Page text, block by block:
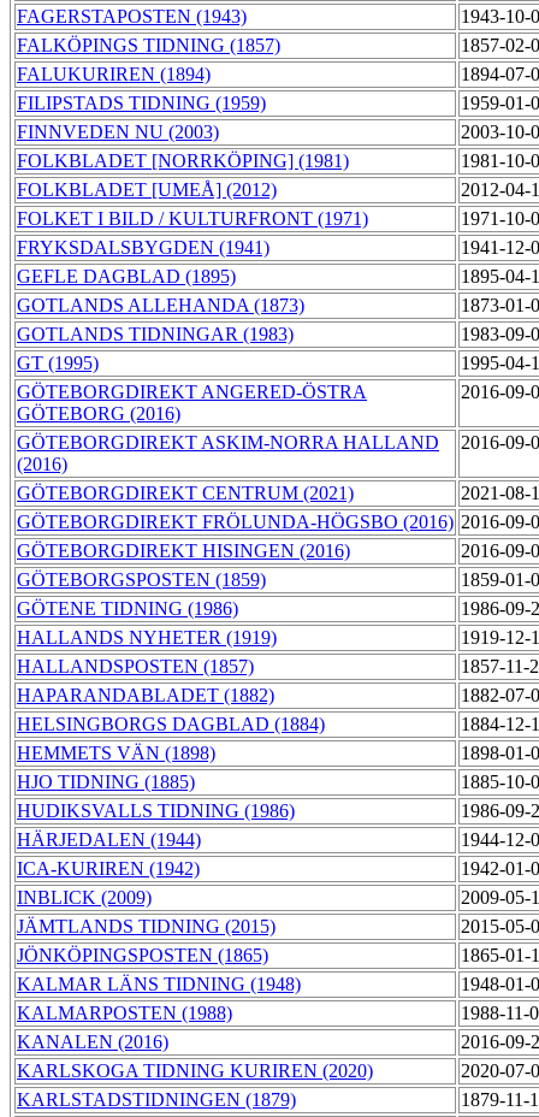
FAGERSTAPOSTEN (1943)
1943-10-
FALKÖPINGS TIDNING (1857)
1857-02-
FALUKURIREN (1894)
1894-07-
FILIPSTADS TIDNING (1959)
1959-01-
FINNVEDEN NU (2003)
2003-10-
FOLKBLADET [NORRKÖPING] (1981)
1981-10-
FOLKBLADET [UMEÅ] (2012)
2012-04-
FOLKET I BILD / KULTURFRONT (1971)
1971-10-
FRYKSDALSBYGDEN (1941)
1941-12-
GEFLE DAGBLAD (1895)
1895-04-
GOTLANDS ALLEHANDA (1873)
1873-01-
GOTLANDS TIDNINGAR (1983)
1983-09-
GT (1995)
1995-04-
GÖTEBORGDIREKT ANGERED-ÖSTRA
GÖTEBORG (2016)
2016-09-
GÖTEBORGDIREKT ASKIM-NORRA HALLAND
(2016)
2016-09-
GÖTEBORGDIREKT CENTRUM (2021)
2021-08-
GÖTEBORGDIREKT FRÖLUNDA-HÖGSBO (2016) 2016-09-
GÖTEBORGDIREKT HISINGEN (2016)
2016-09-
GÖTEBORGSPOSTEN (1859)
1859-01-
GÖTENE TIDNING (1986)
1986-09-
HALLANDS NYHETER (1919)
1919-12-
HALLANDSPOSTEN (1857)
1857-11-
HAPARANDABLADET (1882)
1882-07-
HELSINGBORGS DAGBLAD (1884)
1884-12-
HEMMETS VÄN (1898)
1898-01-
HJO TIDNING (1885)
1885-10-
HUDIKSVALLS TIDNING (1986)
1986-09-
HÄRJEDALEN (1944)
1944-12-
ICA-KURIREN (1942)
1942-01-
INBLICK (2009)
2009-05-
JÄMTLANDS TIDNING (2015)
2015-05-
JÖNKÖPINGSPOSTEN (1865)
1865-01-
KALMAR LÄNS TIDNING (1948)
1948-01-
KALMARPOSTEN (1988)
1988-11-
KANALEN (2016)
2016-09-
KARLSKOGA TIDNING KURIREN (2020)
2020-07-
KARLSTADSTIDNINGEN (1879)
1879-11-